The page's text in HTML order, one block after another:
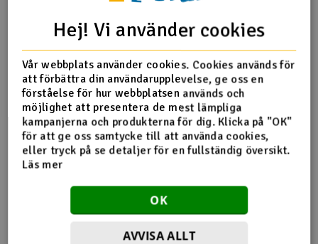
Raketer
Scooter & elfordon
Smarthem, lek och hobby
Solenergi
Verktyg, utrustning och tillbehör
Produktinformation
HN7051T Engine Fan Cover Set
Fler detaljer
Produkten är
förknippad med
Hej! Vi använder cookies
Vår webbplats använder cookies. Cookies används för
att förbättra din användarupplevelse, ge oss en
förståelse för hur webbplatsen används och
möjlighet att presentera de mest lämpliga
kampanjerna och produkterna för dig. Klicka på "OK"
för att ge oss samtycke till att använda cookies,
eller tryck på se detaljer för en fullständig översikt.
Läs mer
OK
AVVISA ALLT